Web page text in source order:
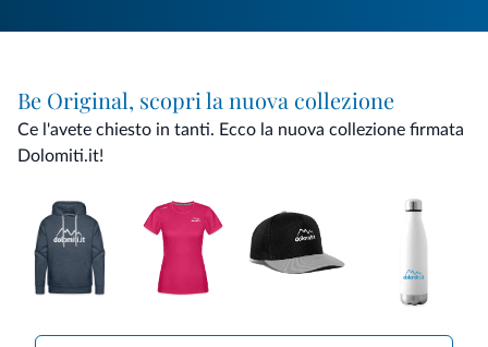
Be Original, scopri la nuova collezione
Ce l'avete chiesto in tanti. Ecco la nuova collezione firmata
Dolomiti.it!